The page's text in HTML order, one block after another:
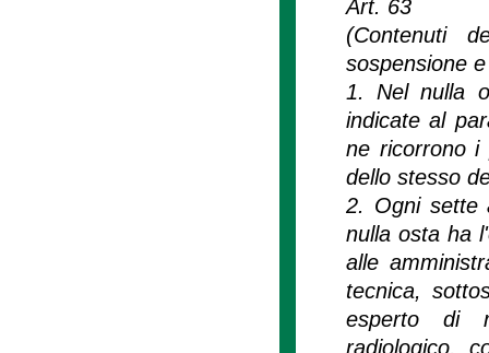
Art. 63
(Contenuti
sospensione
1. Nel nulla
indicate al
ne ricorrono i
dello stesso
2. Ogni sette
nulla osta ha
alle
tecnica,
esperto di
radiologico,